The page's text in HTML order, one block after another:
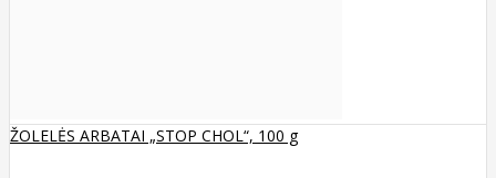
ŽOLELĖS ARBATAI „STOP CHOL“, 100 g